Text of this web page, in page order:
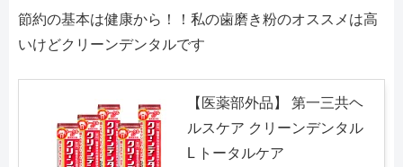
節約の基本は健康から！！私の歯磨き粉のオススメは高
いけどクリーンデンタルです
【医薬部外品】 第一三共ヘ
ルスケア クリーンデンタル
L トータルケア